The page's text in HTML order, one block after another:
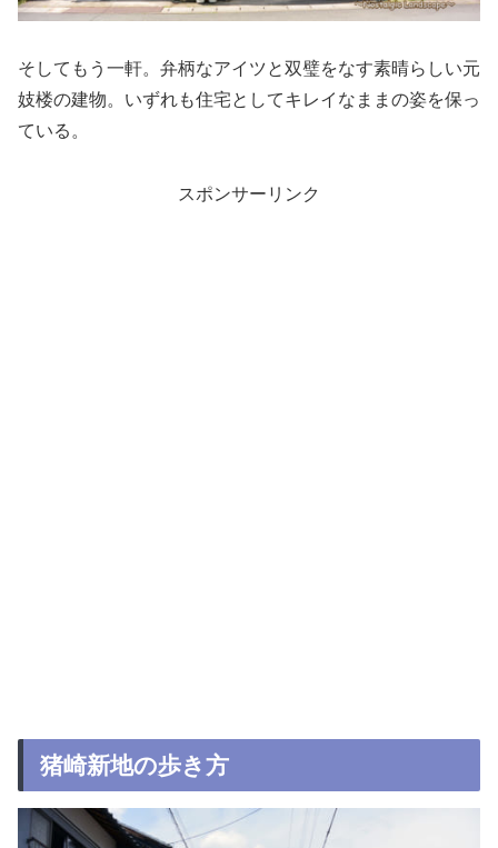
そしてもう一軒。弁柄なアイツと双璧をなす素晴らしい元
妓楼の建物。いずれも住宅としてキレイなままの姿を保っ
ている。
スポンサーリンク
猪崎新地の歩き方